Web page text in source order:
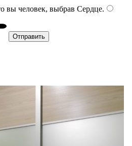
вы человек, выбрав Сердце.